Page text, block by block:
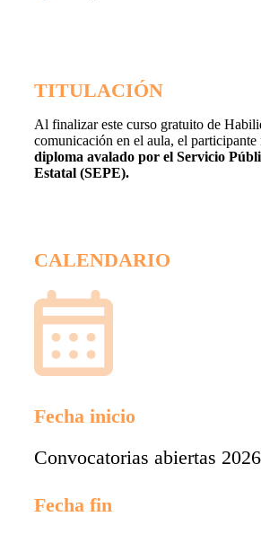
TITULACIÓN
Al finalizar este curso gratuito de
comunicación en el aula, el participante
diploma avalado por el Servicio
Estatal (SEPE).
CALENDARIO
Fecha inicio
Convocatorias abiertas 2026
Fecha fin